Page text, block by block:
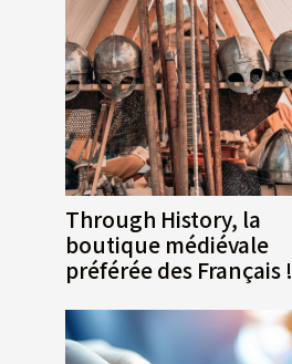
Through History, la
boutique médiévale
préférée des Français !